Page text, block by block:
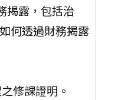
揭露，包括治
何透過財務揭露
修課證明。